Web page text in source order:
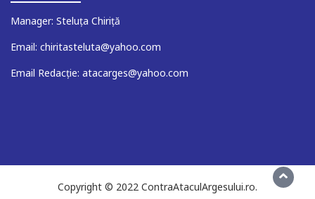
Manager: Steluța Chiriță
Email: chiritasteluta@yahoo.com
Email Redacție: atacarges@yahoo.com
Copyright © 2022 ContraAtaculArgesului.ro.